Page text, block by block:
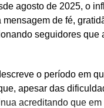
agosto de 2025, o
de fé,
seguidores que
o período em
apesar das
acreditando que em